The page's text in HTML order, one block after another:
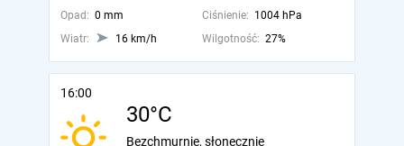
Opad: 0 mm Ciśnienie: 1004 hPa
Wiatr:
16 km/h Wilgotność: 27%
16:00
30°C
Bezchmurnie, słonecznie